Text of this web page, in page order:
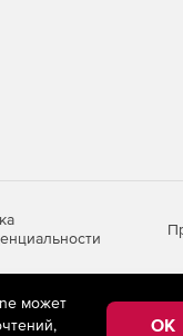
предоставления
может
OK